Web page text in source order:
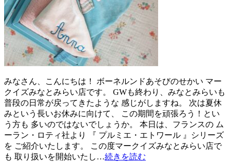
みなさん、こんにちは！ ボーネルンドあそびのせかい マー
クイズみなとみらい店です。 GWも終わり、みなとみらいも
普段の日常が戻ってきたような 感じがしますね。 次は夏休
みという長いお休みに向けて、 この期間を頑張ろう！とい
う方も 多いのではないでしょうか。 本日は、フランスの ム
ーラン・ロティ社より 『 プルミエ・エトワール 』シリーズ
を ご紹介いたします。 この度マークイズみなとみらい店で
も 取り扱いを開始いたし…続きを読む